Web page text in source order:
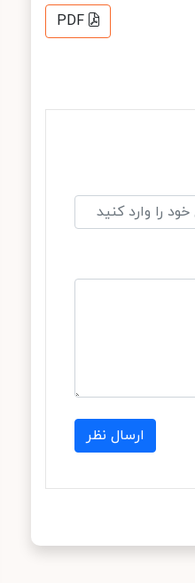
PDF
ارسال نظر